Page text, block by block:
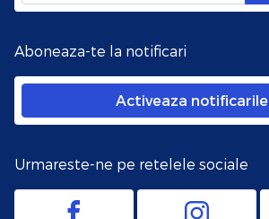
Aboneaza-te la notificari
Activeaza notificarile
Urmareste-ne pe retelele sociale